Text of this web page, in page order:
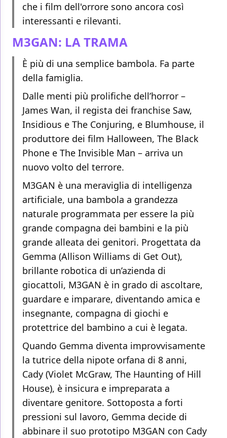
che i film dell'orrore sono ancora così
interessanti e rilevanti.
M3GAN: LA TRAMA
È più di una semplice bambola. Fa parte
della famiglia.
Dalle menti più prolifiche dell’horror –
James Wan, il regista dei franchise Saw,
Insidious e The Conjuring, e Blumhouse, il
produttore dei film Halloween, The Black
Phone e The Invisible Man – arriva un
nuovo volto del terrore.
M3GAN è una meraviglia di intelligenza
artificiale, una bambola a grandezza
naturale programmata per essere la più
grande compagna dei bambini e la più
grande alleata dei genitori. Progettata da
Gemma (Allison Williams di Get Out),
brillante robotica di un’azienda di
giocattoli, M3GAN è in grado di ascoltare,
guardare e imparare, diventando amica e
insegnante, compagna di giochi e
protettrice del bambino a cui è legata.
Quando Gemma diventa improvvisamente
la tutrice della nipote orfana di 8 anni,
Cady (Violet McGraw, The Haunting of Hill
House), è insicura e impreparata a
diventare genitore. Sottoposta a forti
pressioni sul lavoro, Gemma decide di
abbinare il suo prototipo M3GAN con Cady